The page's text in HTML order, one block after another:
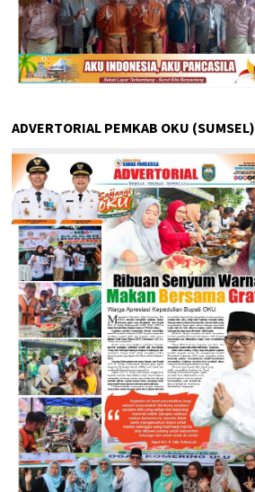
ADVERTORIAL PEMKAB OKU (SUMSEL)